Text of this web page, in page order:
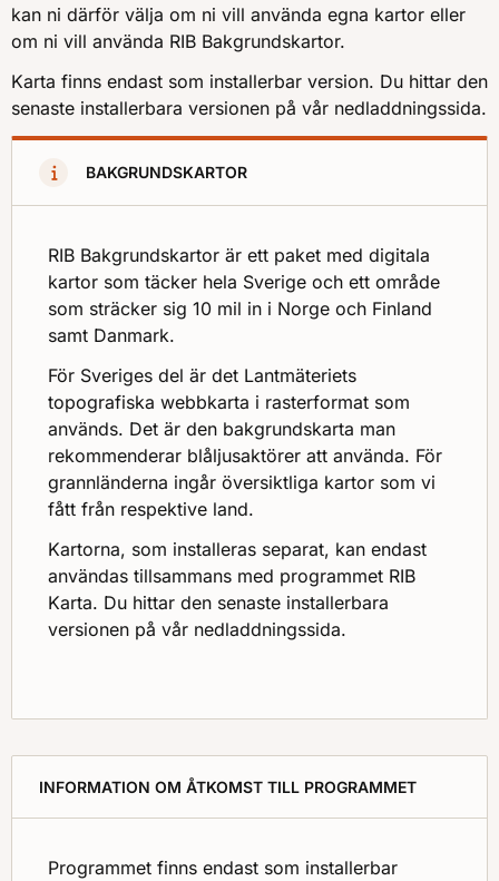
kan ni därför välja om ni vill använda egna kartor eller
om ni vill använda RIB Bakgrundskartor.
Karta finns endast som installerbar version. Du hittar den
senaste installerbara versionen på vår nedladdningssida.
BAKGRUNDSKARTOR
RIB Bakgrundskartor är ett paket med digitala
kartor som täcker hela Sverige och ett område
som sträcker sig 10 mil in i Norge och Finland
samt Danmark.
För Sveriges del är det Lantmäteriets
topografiska webbkarta i rasterformat som
används. Det är den bakgrundskarta man
rekommenderar blåljusaktörer att använda. För
grannländerna ingår översiktliga kartor som vi
fått från respektive land.
Kartorna, som installeras separat, kan endast
användas tillsammans med programmet RIB
Karta. Du hittar den senaste installerbara
versionen på vår nedladdningssida.
INFORMATION OM ÅTKOMST TILL PROGRAMMET
Programmet finns endast som installerbar